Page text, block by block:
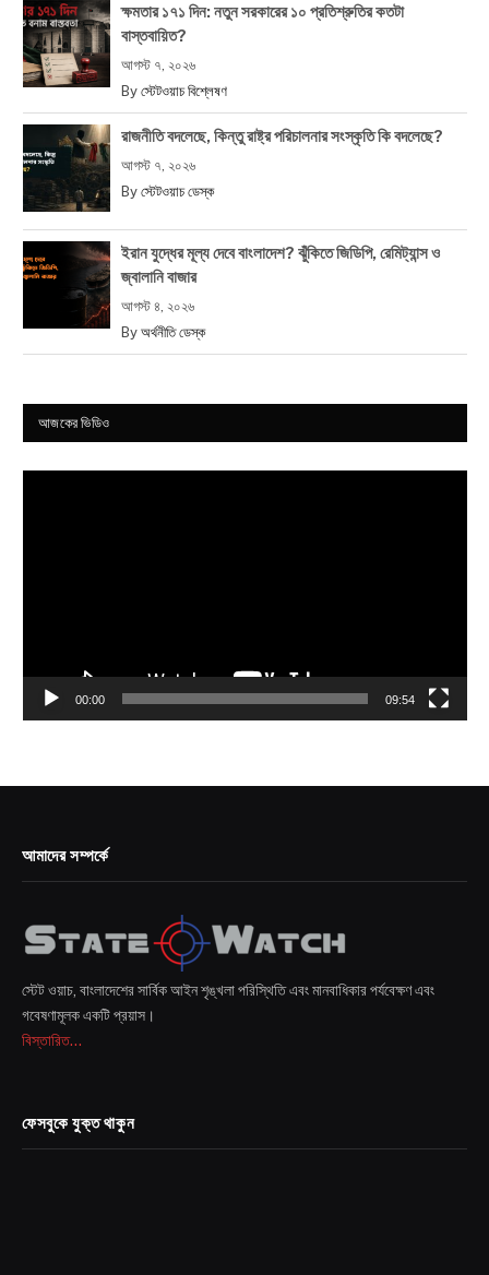
ক্ষমতার ১৭১ দিন: নতুন সরকারের ১০ প্রতিশ্রুতির কতটা
বাস্তবায়িত?
আগস্ট ৭, ২০২৬
By স্টেটওয়াচ বিশ্লেষণ
রাজনীতি বদলেছে, কিন্তু রাষ্ট্র পরিচালনার সংস্কৃতি কি বদলেছে?
আগস্ট ৭, ২০২৬
By স্টেটওয়াচ ডেস্ক
ইরান যুদ্ধের মূল্য দেবে বাংলাদেশ? ঝুঁকিতে জিডিপি, রেমিট্যান্স ও
জ্বালানি বাজার
আগস্ট ৪, ২০২৬
By অর্থনীতি ডেস্ক
আজকের ভিডিও
00:00 09:54
আমাদের সম্পর্কে
স্টেট ওয়াচ, বাংলাদেশের সার্বিক আইন শৃঙ্খলা পরিস্থিতি এবং মানবাধিকার পর্যবেক্ষণ এবং
গবেষণামূলক একটি প্রয়াস।
বিস্তারিত...
ফেসবুকে যুক্ত থাকুন